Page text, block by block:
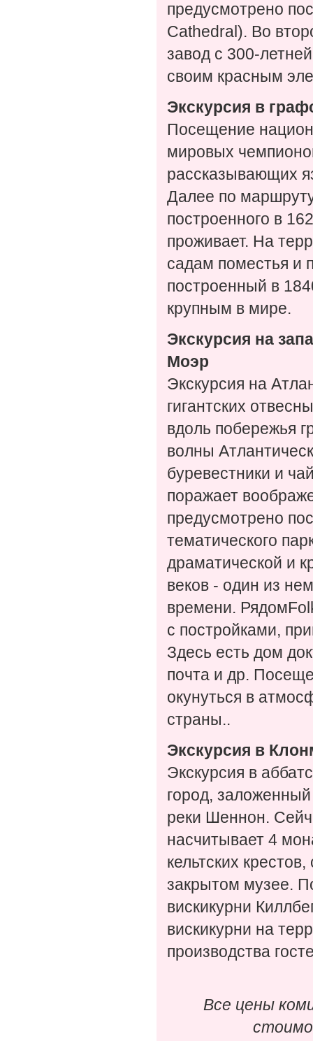
предусмотрено
Cathedral). Во
завод с 300-
своим красным
Экскурсия в
Посещение
мировых
рассказывающих
Далее по
построенного в
проживает. На
садам поместья и
построенный в
крупным в мире.
Экскурсия на
Моэр
Экскурсия на
гигантских
вдоль побережья
волны
буревестники и
поражает
предусмотрено
тематического
драматической и
веков - один из
времени.
с постройками,
Здесь есть дом
почта и др.
окунуться в
страны..
Экскурсия в
Экскурсия в
город,
реки Шеннон.
насчитывает 4
кельтских
закрытом музее.
вискикурни
вискикурни на
производства
Все цены